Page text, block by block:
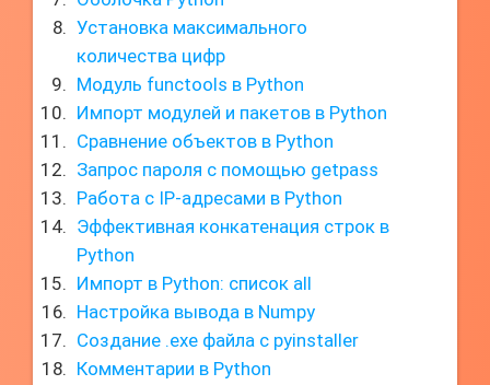
Установка максимального
количества цифр
Модуль functools в Python
Импорт модулей и пакетов в Python
Сравнение объектов в Python
Запрос пароля с помощью getpass
Работа с IP-адресами в Python
Эффективная конкатенация строк в
Python
Импорт в Python: список all
Настройка вывода в Numpy
Создание .exe файла с pyinstaller
Комментарии в Python